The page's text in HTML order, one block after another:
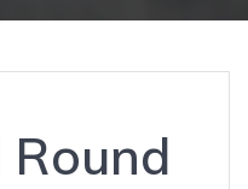
Round